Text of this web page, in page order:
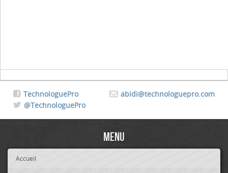
abidi@technologuepro.com
TechnologuePro
@TechnologuePro
Menu
Accueil